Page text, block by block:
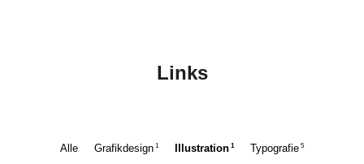
Links
Alle Grafikdesign 1 Illustration 1 Typografie 5